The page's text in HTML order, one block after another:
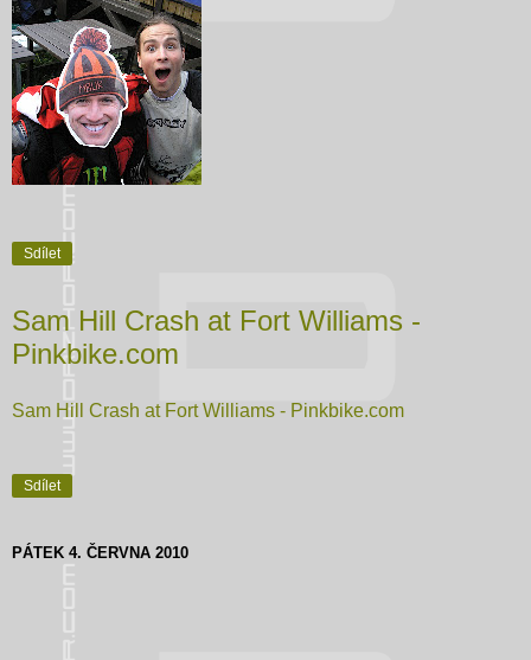
Sdílet
Sam Hill Crash at Fort Williams -
Pinkbike.com
Sam Hill Crash at Fort Williams - Pinkbike.com
Sdílet
PÁTEK 4. ČERVNA 2010